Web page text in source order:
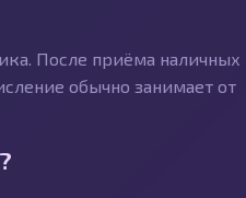
После приёма наличных
обычно занимает от